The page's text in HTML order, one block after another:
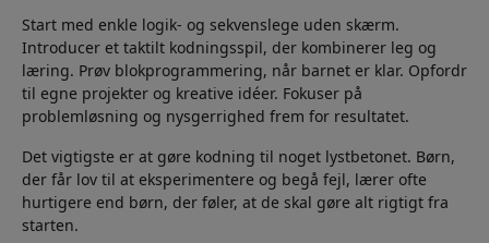
Start med enkle logik- og sekvenslege uden skærm.
Introducer et taktilt kodningsspil, der kombinerer leg og
læring. Prøv blokprogrammering, når barnet er klar. Opfordr
til egne projekter og kreative idéer. Fokuser på
problemløsning og nysgerrighed frem for resultatet.
Det vigtigste er at gøre kodning til noget lystbetonet. Børn,
der får lov til at eksperimentere og begå fejl, lærer ofte
hurtigere end børn, der føler, at de skal gøre alt rigtigt fra
starten.